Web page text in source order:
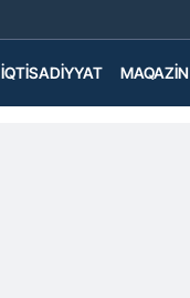
İQTISADIYYAT MAQAZIN